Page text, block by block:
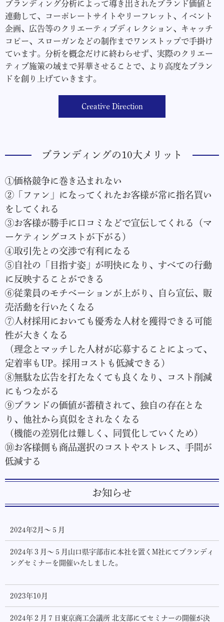
ブランディング分析によって導き出されたブランド価値と
連動して、コーポレートサイトやリーフレット、イベント
企画、広告等のクリエーティブディレクション、キャッチ
コピー、スローガンなどの制作までワンストップで手掛け
ています。分析を概念だけに終わらせず、実際のクリエー
ティブ施策の域まで昇華させることで、より高度なブラン
ドを創り上げていきます。
Creative Direction
ブランディングの10大メリット
①価格競争に巻き込まれない
②「ファン」になってくれたお客様が常に指名買い
をしてくれる
③お客様が勝手に口コミなどで宣伝してくれる（マ
ーケティングコストが下がる）
④取引先との交渉で有利になる
⑤自社の「目指す姿」が明快になり、 すべての行動
に反映することができる
⑥従業員のモチベーションが上がり、自ら宣伝、販
売活動を行いたくなる
⑦人材採用においても優秀な人材を獲得できる可能
性が大きくなる
（理念とマッチした人材が応募することによって、
定着率もUP。採用コストも低減できる）
⑧無駄な広告を打たなくても良くなり、コスト削減
にもつながる
⑨ブランドの価値が蓄積されて、独自の存在とな
り、他社から真似をされなくなる
（機能の差別化は難しく、同質化していくため）
⑩お客様側も商品選択のコストやストレス、手間が
低減する
お知らせ
2024年2月～５月
2024年３月～５月山口県宇部市に本社を置くM社にてブランディ
ングセミナーを開催いたしました。
2023年10月
2024年２月７日東京商工会議所 北支部にてセミナーの開催が決